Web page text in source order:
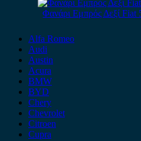
Φανάρι Εμπρός Δεξί
Alfa Romeo
Audi
Austin
Acura
BMW
BYD
Chery
Chevrolet
Citroen
Cupra